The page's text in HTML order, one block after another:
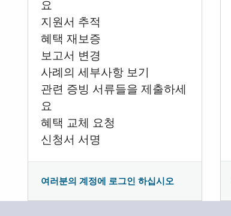
요
지원서 추적
혜택 재보증
보고서 변경
사례의 세부사항 보기
관련 증빙 서류들을 제출하세
요
혜택 교체 요청
신청서 서명
여러분의 계정에 로그인 하십시오